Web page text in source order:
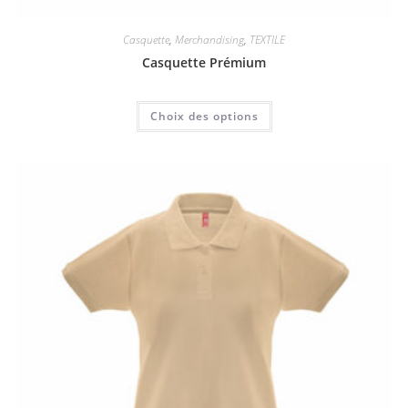
Casquette, Merchandising, TEXTILE
Casquette Prémium
Choix des options